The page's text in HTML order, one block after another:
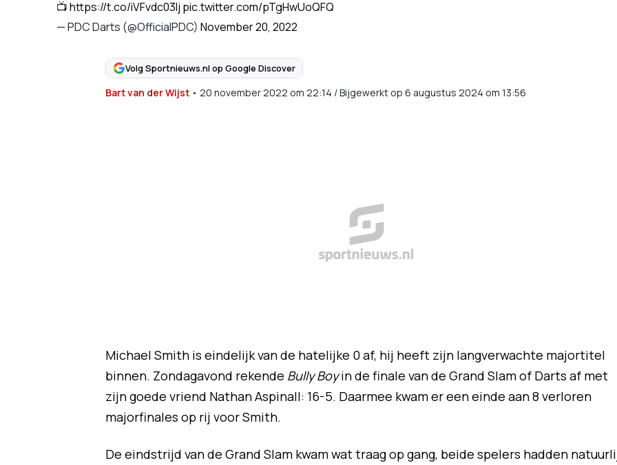
📺https://t.co/iVFvdc03lj pic.twitter.com/pTgHwUoQFQ
— PDC Darts (@OfficialPDC) November 20, 2022
Volg Sportnieuws.nl op Google Discover
Bart van der Wijst• 20 november 2022 om 22:14 /Bijgewerkt op 6 augustus 2024 om 13:56
Michael Smith is eindelijk van de hatelijke 0 af, hij heeft zijn langverwachte majortitel
binnen. Zondagavond rekende Bully Boyin de finale van de Grand Slam of Darts af met
zijn goede vriend Nathan Aspinall: 16-5. Daarmee kwam er een einde aan 8 verloren
majorfinales op rij voor Smith.
De eindstrijd van de Grand Slam kwam wat traag op gang, beide spelers hadden